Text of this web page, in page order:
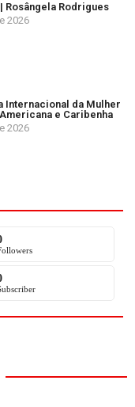
Rosângela Rodrigues
2026
Internacional da Mulher
e Caribenha
2026